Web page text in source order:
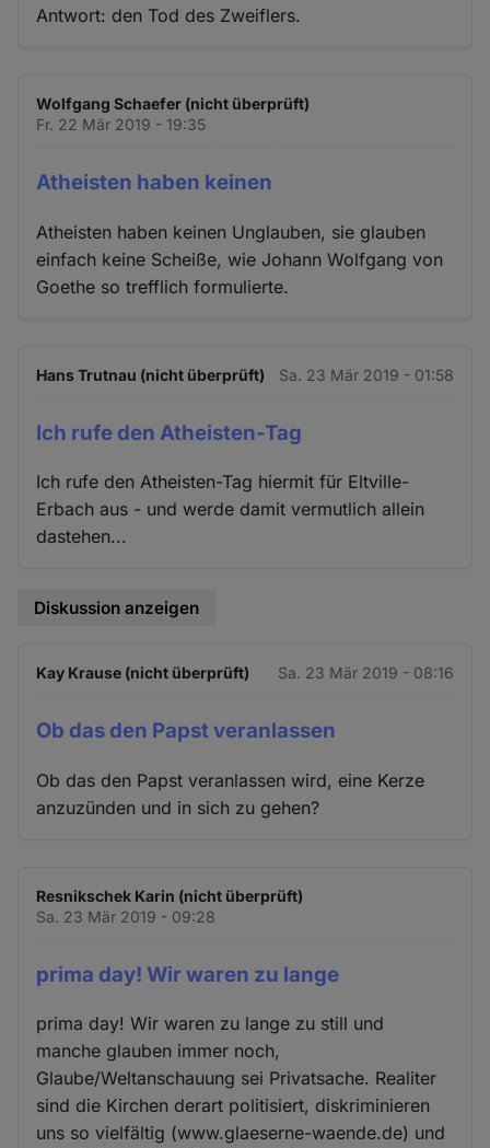
Antwort: den Tod des Zweiflers.
Wolfgang Schaefer (nicht überprüft)
Fr. 22 Mär 2019 - 19:35
Atheisten haben keinen
Atheisten haben keinen Unglauben, sie glauben
einfach keine Scheiße, wie Johann Wolfgang von
Goethe so trefflich formulierte.
Hans Trutnau (nicht überprüft) Sa. 23 Mär 2019 - 01:58
Ich rufe den Atheisten-Tag
Ich rufe den Atheisten-Tag hiermit für Eltville-
Erbach aus - und werde damit vermutlich allein
dastehen...
Diskussion anzeigen
Kay Krause (nicht überprüft) Sa. 23 Mär 2019 - 08:16
Ob das den Papst veranlassen
Ob das den Papst veranlassen wird, eine Kerze
anzuzünden und in sich zu gehen?
Resnikschek Karin (nicht überprüft)
Sa. 23 Mär 2019 - 09:28
prima day! Wir waren zu lange
prima day! Wir waren zu lange zu still und
manche glauben immer noch,
Glaube/Weltanschauung sei Privatsache. Realiter
sind die Kirchen derart politisiert, diskriminieren
uns so vielfältig (www.glaeserne-waende.de) und